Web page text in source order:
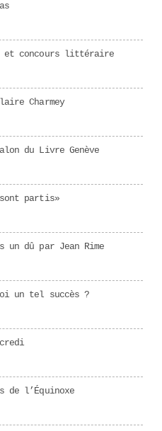
et concours littéraire
Charmey
du Livre Genève
partis»
un dû par Jean Rime
un tel succès ?
de l’Équinoxe